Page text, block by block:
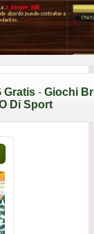
Gratis - Giochi
Di Sport